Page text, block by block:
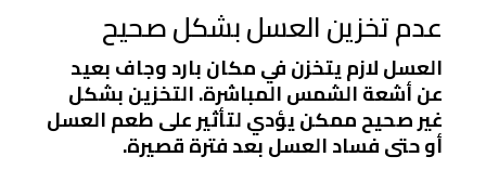
عدم تخزين العسل بشكل صحيح
العسل لازم يتخزن في مكان بارد وجاف بعيد
عن أشعة الشمس المباشرة. التخزين بشكل
غير صحيح ممكن يؤدي لتأثير على طعم العسل
أو حتى فساد العسل بعد فترة قصيرة.